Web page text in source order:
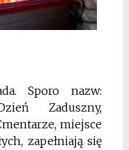
Sporo nazw:
Zaduszny,
miejsce
zapełniają się